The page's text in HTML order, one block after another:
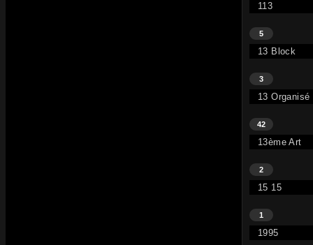
113
5
13 Block
3
13 Organisé
42
13ème Art
2
15 15
1
1995